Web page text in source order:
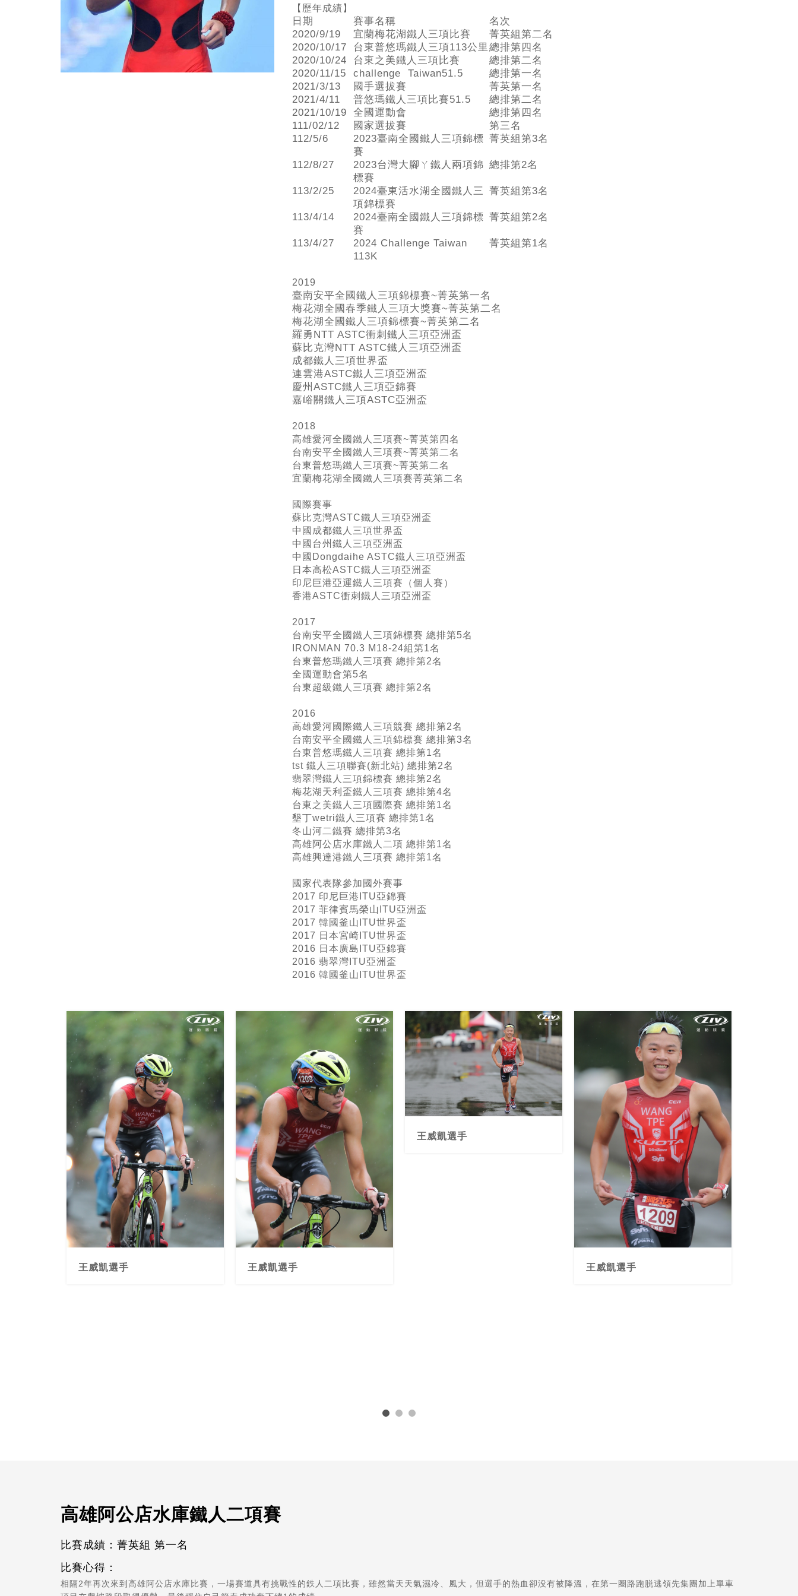
【歷年成績】
日期 賽事名稱
名次
2020/9/19
宜蘭梅花湖鐵人三項比賽
菁英組第二名
2020/10/17
台東普悠瑪鐵人三項113公里 總排第四名
2020/10/24
台東之美鐵人三項比賽
總排第二名
2020/11/15
challenge Taiwan51.5
總排第一名
2021/3/13
國手選拔賽
菁英第一名
2021/4/11
普悠瑪鐵人三項比賽51.5
總排第二名
2021/10/19
全國運動會
總排第四名
111/02/12
國家選拔賽
第三名
112/5/6
2023臺南全國鐵人三項錦標
賽
菁英組第3名
112/8/27
2023台灣大腳ㄚ鐵人兩項錦
標賽
總排第2名
113/2/25
2024臺東活水湖全國鐵人三
項錦標賽
菁英組第3名
113/4/14
2024臺南全國鐵人三項錦標
賽
菁英組第2名
113/4/27
2024 Challenge Taiwan
113K
菁英組第1名
2019
臺南安平全國鐵人三項錦標賽~菁英第一名
梅花湖全國春季鐵人三項大獎賽~菁英第二名
梅花湖全國鐵人三項錦標賽~菁英第二名
羅勇NTT ASTC衝刺鐵人三項亞洲盃
蘇比克灣NTT ASTC鐵人三項亞洲盃
成都鐵人三項世界盃
連雲港ASTC鐵人三項亞洲盃
慶州ASTC鐵人三項亞錦賽
嘉峪關鐵人三項ASTC亞洲盃
2018
高雄愛河全國鐵人三項賽~菁英第四名
台南安平全國鐵人三項賽~菁英第二名
台東普悠瑪鐵人三項賽~菁英第二名
宜蘭梅花湖全國鐵人三項賽菁英第二名
國際賽事
蘇比克灣ASTC鐵人三項亞洲盃
中國成都鐵人三項世界盃
中國台州鐵人三項亞洲盃
中國Dongdaihe ASTC鐵人三項亞洲盃
日本高松ASTC鐵人三項亞洲盃
印尼巨港亞運鐵人三項賽（個人賽）
香港ASTC衝刺鐵人三項亞洲盃
2017
台南安平全國鐵人三項錦標賽 總排第5名
IRONMAN 70.3 M18-24組第1名
台東普悠瑪鐵人三項賽 總排第2名
全國運動會第5名
台東超級鐵人三項賽 總排第2名
2016
高雄愛河國際鐵人三項競賽 總排第2名
台南安平全國鐵人三項錦標賽 總排第3名
台東普悠瑪鐵人三項賽 總排第1名
tst 鐵人三項聯賽(新北站) 總排第2名
翡翠灣鐵人三項錦標賽 總排第2名
梅花湖天利盃鐵人三項賽 總排第4名
台東之美鐵人三項國際賽 總排第1名
墾丁wetri鐵人三項賽 總排第1名
冬山河二鐵賽 總排第3名
高雄阿公店水庫鐵人二項 總排第1名
高雄興達港鐵人三項賽 總排第1名
國家代表隊參加國外賽事
2017 印尼巨港ITU亞錦賽
2017 菲律賓馬榮山ITU亞洲盃
2017 韓國釜山ITU世界盃
2017 日本宮崎ITU世界盃
2016 日本廣島ITU亞錦賽
2016 翡翠灣ITU亞洲盃
2016 韓國釜山ITU世界盃
王威凱選手 王威凱選手
王威凱選手
王威凱選手
高雄阿公店水庫鐵人二項賽
比賽成績：菁英組 第一名
比賽心得：
相隔2年再次來到高雄阿公店水庫比賽，一場賽道具有挑戰性的鉄人二項比賽，雖然當天天氣濕冷、風大，但選手的熱血卻没有被降溫，在第一圈路跑脱逃領先集團加上單車